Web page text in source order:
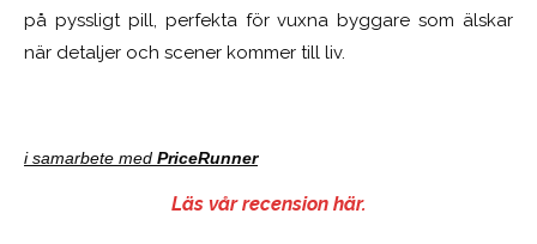
på pyssligt pill, perfekta för vuxna byggare som älskar
när detaljer och scener kommer till liv.
i samarbete med PriceRunner
Läs vår recension här.